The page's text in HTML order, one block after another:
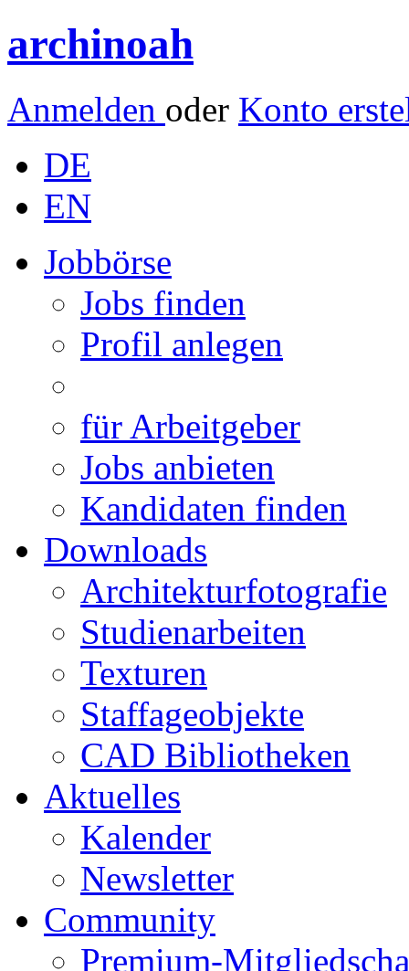
archinoah
Anmelden oder Konto
DE
EN
Jobbörse
Jobs finden
Profil anlegen
für Arbeitgeber
Jobs anbieten
Kandidaten finden
Downloads
Architekturfotografie
Studienarbeiten
Texturen
Staffageobjekte
CAD Bibliotheken
Aktuelles
Kalender
Newsletter
Community
Premium-